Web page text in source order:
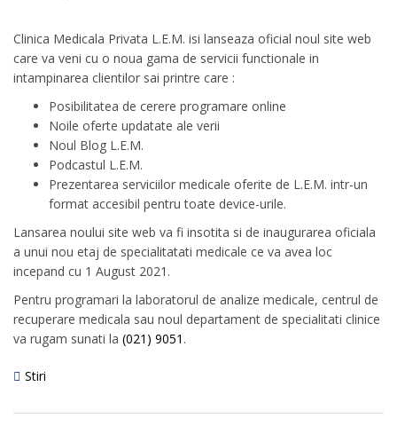
Clinica Medicala Privata L.E.M. isi lanseaza oficial noul site web
care va veni cu o noua gama de servicii functionale in
intampinarea clientilor sai printre care :
Posibilitatea de cerere programare online
Noile oferte updatate ale verii
Noul Blog L.E.M.
Podcastul L.E.M.
Prezentarea serviciilor medicale oferite de L.E.M. intr-un
format accesibil pentru toate device-urile.
Lansarea noului site web va fi insotita si de inaugurarea oficiala
a unui nou etaj de specialitatati medicale ce va avea loc
incepand cu 1 August 2021.
Pentru programari la laboratorul de analize medicale, centrul de
recuperare medicala sau noul departament de specialitati clinice
va rugam sunati la (021) 9051 .
Stiri